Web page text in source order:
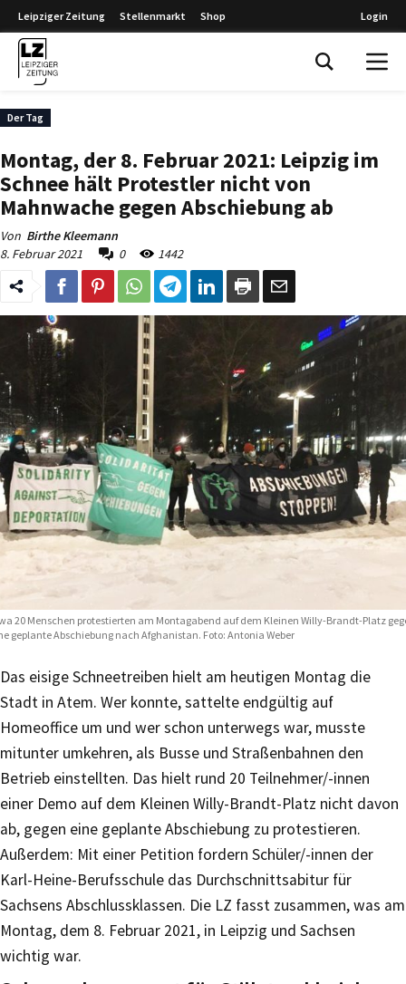
Leipziger Zeitung Stellenmarkt Shop Login
Der Tag
Montag, der 8. Februar 2021: Leipzig im
Schnee hält Protestler nicht von
Mahnwache gegen Abschiebung ab
Von Birthe Kleemann
8. Februar 2021
0 1442
20 Menschen protestierten am Montagabend auf dem Kleinen Willy-Brandt-Platz
geplante Abschiebung nach Afghanistan. Foto: Antonia Weber
Das eisige Schneetreiben hielt am heutigen Montag die
Stadt in Atem. Wer konnte, sattelte endgültig auf
Homeoffice um und wer schon unterwegs war, musste
mitunter umkehren, als Busse und Straßenbahnen den
Betrieb einstellten. Das hielt rund 20 Teilnehmer/-innen
einer Demo auf dem Kleinen Willy-Brandt-Platz nicht davon
ab, gegen eine geplante Abschiebung zu protestieren.
Außerdem: Mit einer Petition fordern Schüler/-innen der
Karl-Heine-Berufsschule das Durchschnittsabitur für
Sachsens Abschlussklassen. Die LZ fasst zusammen, was am
Montag, dem 8. Februar 2021, in Leipzig und Sachsen
wichtig war.